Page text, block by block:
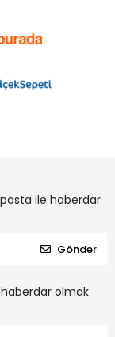
ile haberdar
Gönder
olmak